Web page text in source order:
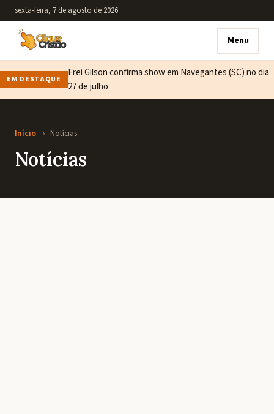
sexta-feira, 7 de agosto de 2026
Menu
EM DESTAQUE
Frei Gilson confirma show em Navegantes (SC) no dia
27 de julho
Início › Notícias
Notícias